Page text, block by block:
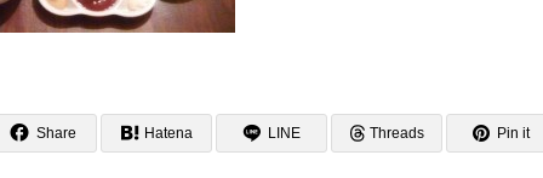
Share Hatena LINE Threads Pin it